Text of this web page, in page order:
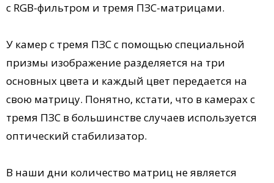
с RGB-фильтром и тремя ПЗС-матрицами.
У камер с тремя ПЗС с помощью специальной
призмы изображение разделяется на три
основных цвета и каждый цвет передается на
свою матрицу. Понятно, кстати, что в камерах с
тремя ПЗС в большинстве случаев используется
оптический стабилизатор.
В наши дни количество матриц не является